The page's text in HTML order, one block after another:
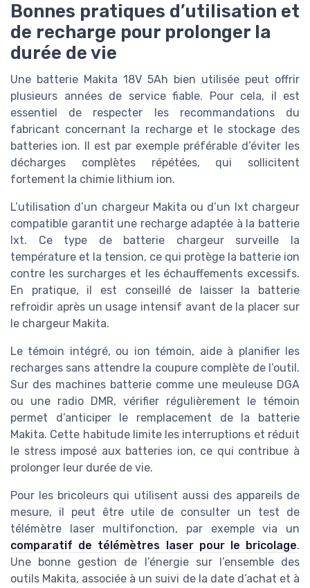
Bonnes pratiques d’utilisation et
de recharge pour prolonger la
durée de vie
Une batterie Makita 18V 5Ah bien utilisée peut offrir
plusieurs années de service fiable. Pour cela, il est
essentiel de respecter les recommandations du
fabricant concernant la recharge et le stockage des
batteries ion. Il est par exemple préférable d’éviter les
décharges complètes répétées, qui sollicitent
fortement la chimie lithium ion.
L’utilisation d’un chargeur Makita ou d’un lxt chargeur
compatible garantit une recharge adaptée à la batterie
lxt. Ce type de batterie chargeur surveille la
température et la tension, ce qui protège la batterie ion
contre les surcharges et les échauffements excessifs.
En pratique, il est conseillé de laisser la batterie
refroidir après un usage intensif avant de la placer sur
le chargeur Makita.
Le témoin intégré, ou ion témoin, aide à planifier les
recharges sans attendre la coupure complète de l’outil.
Sur des machines batterie comme une meuleuse DGA
ou une radio DMR, vérifier régulièrement le témoin
permet d’anticiper le remplacement de la batterie
Makita. Cette habitude limite les interruptions et réduit
le stress imposé aux batteries ion, ce qui contribue à
prolonger leur durée de vie.
Pour les bricoleurs qui utilisent aussi des appareils de
mesure, il peut être utile de consulter un test de
télémètre laser multifonction, par exemple via un
comparatif de télémètres laser pour le bricolage.
Une bonne gestion de l’énergie sur l’ensemble des
outils Makita, associée à un suivi de la date d’achat et à